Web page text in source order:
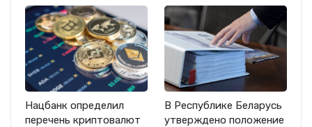
Нацбанк определил
перечень криптовалют
В Республике Беларусь
утверждено положение